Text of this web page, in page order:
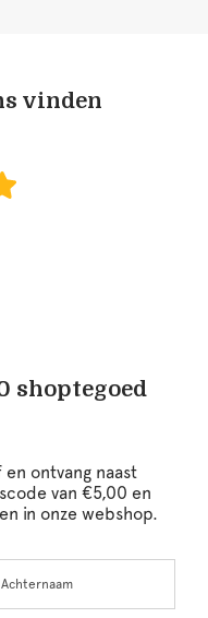
vinden
shoptegoed
ontvang naast
van €5,00 en
in onze webshop.